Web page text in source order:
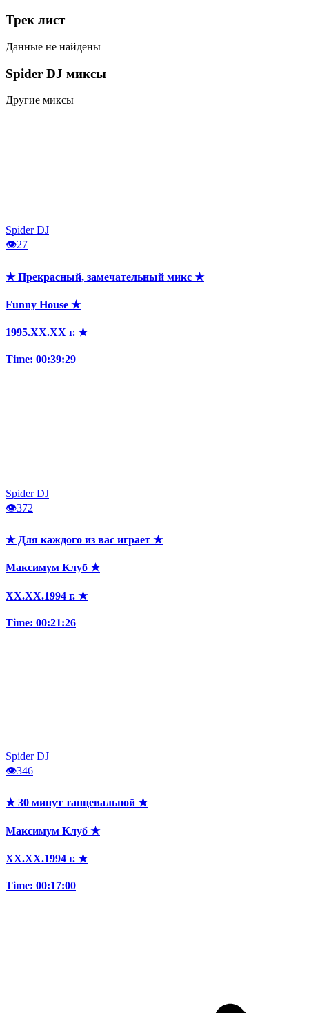
Трек лист
Данные не найдены
Spider DJ миксы
Другие миксы
Spider DJ
👁27
★ Прекрасный, замечательный микс ★
Funny House ★
1995.XX.XX г. ★
Time: 00:39:29
Spider DJ
👁372
★ Для каждого из вас играет ★
Максимум Клуб ★
XX.XX.1994 г. ★
Time: 00:21:26
Spider DJ
👁346
★ 30 минут танцевальной ★
Максимум Клуб ★
XX.XX.1994 г. ★
Time: 00:17:00